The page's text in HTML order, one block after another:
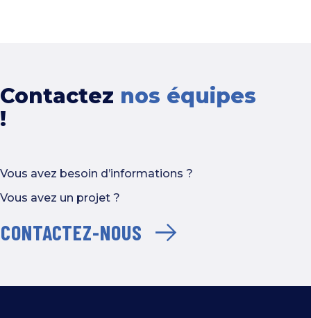
Contactez nos équipes
!
Vous avez besoin d’informations ?
Vous avez un projet ?
CONTACTEZ-NOUS